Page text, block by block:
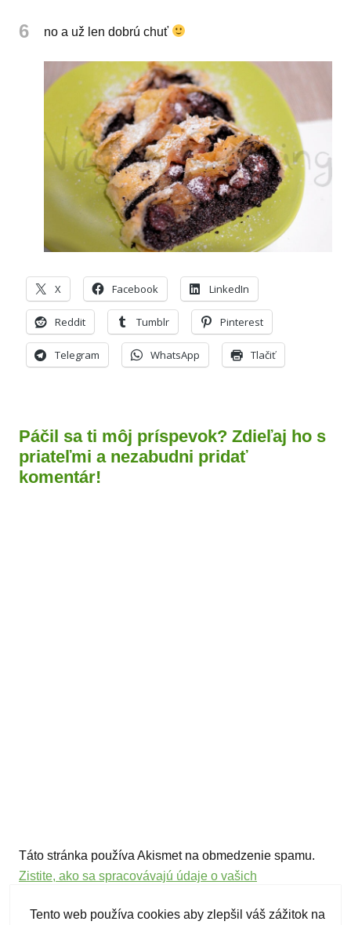
6 no a už len dobrú chuť
X Facebook LinkedIn
Reddit Tumblr Pinterest
Telegram WhatsApp Tlačiť
Páčil sa ti môj príspevok? Zdieľaj ho s
priateľmi a nezabudni pridať
komentár!
Táto stránka používa Akismet na obmedzenie spamu.
Zistite, ako sa spracovávajú údaje o vašich
Tento web používa cookies aby zlepšil váš zážitok na